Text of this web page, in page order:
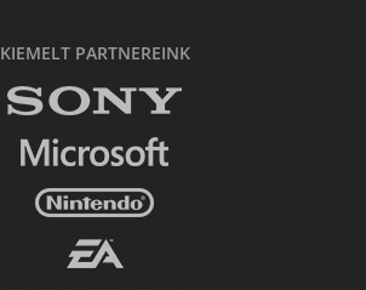
KIEMELT PARTNEREINK